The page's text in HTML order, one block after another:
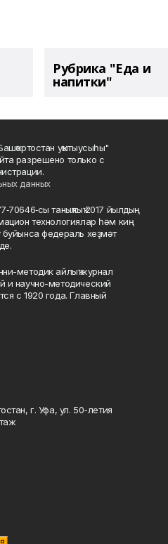
Рубрика "Еда и
напитки"
уҡытыусыһы"
разрешено только с
данных
таныҡлыҡ 2017 йылдың
технологиялар һәм киң
федераль хеҙмәт
методик айлыҡ журнал
и научно-методический
с 1920 года. Главный
г. Уфа, ул. 50-летия